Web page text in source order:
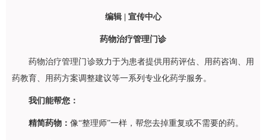
编辑 | 宣传中心
药物治疗管理门诊
药物治疗管理门诊致力于为患者提供用药评估、用药咨询、用
药教育、用药方案调整建议等一系列专业化药学服务。
我们能帮您：
精简药物： 像“整理师”一样，帮您去掉重复或不需要的药。